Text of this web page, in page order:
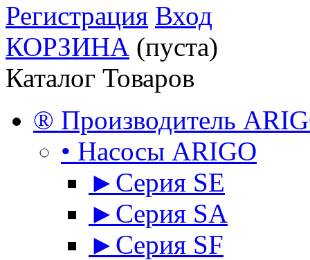
Регистрация Вход
КОРЗИНА (пуста)
Каталог Товаров
® Производитель
• Насосы ARIGO
►Серия SE
►Серия SА
►Серия SF